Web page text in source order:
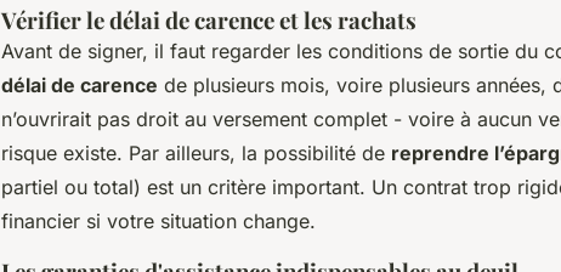
Vérifier le délai de carence et les rachats
Avant de signer, il faut regarder les conditions de sortie du
délai de carence de plusieurs mois, voire plusieurs années,
n’ouvrirait pas droit au versement complet - voire à aucun
risque existe. Par ailleurs, la possibilité de reprendre
partiel ou total) est un critère important. Un contrat trop
financier si votre situation change.